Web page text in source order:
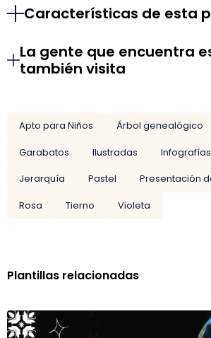
Características de esta
La gente que encuentra
también visita
Apto para Niños Árbol genealógico
Garabatos
Ilustradas
Jerarquía
Pastel
Presentación
Rosa
Tierno Violeta
Plantillas relacionadas